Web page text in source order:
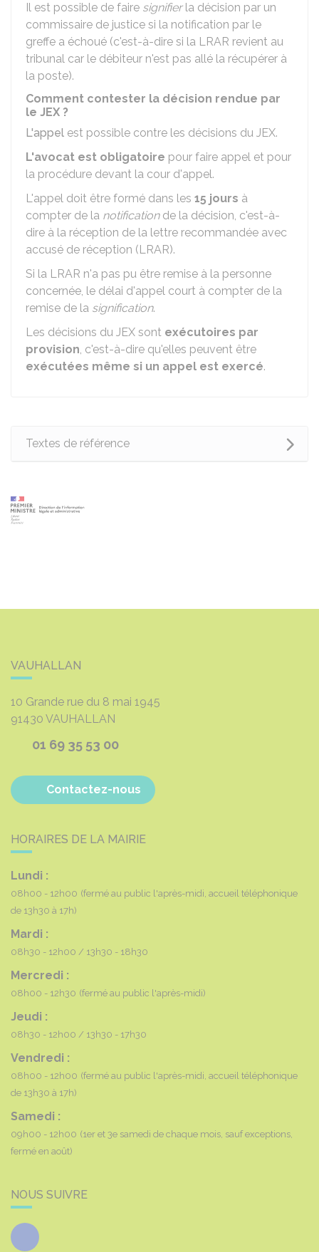
Il est possible de faire signifierla décision par un
commissaire de justice si la notification par le
greffe a échoué (c'est-à-dire si la LRAR revient au
tribunal car le débiteur n'est pas allé la récupérer à
la poste).
Comment contester la décision rendue par
le JEX ?
L'appel est possible contre les décisions du JEX.
L'avocat est obligatoire pour faire appel et pour
la procédure devant la cour d'appel.
L'appel doit être formé dans les 15 jours à
compter de la notificationde la décision, c'est-à-
dire à la réception de la lettre recommandée avec
accusé de réception (LRAR).
Si la LRAR n'a pas pu être remise à la personne
concernée, le délai d'appel court à compter de la
remise de la signification.
Les décisions du JEX sont exécutoires par
provision, c'est-à-dire qu'elles peuvent être
exécutées même si un appel est exercé.
Textes de référence
VAUHALLAN
10 Grande rue du 8 mai 1945
91430 VAUHALLAN
01 69 35 53 00
Contactez-nous
HORAIRES DE LA MAIRIE
Lundi :
08h00 - 12h00 (fermé au public l'après-midi, accueil téléphonique
de 13h30 à 17h)
Mardi :
08h30 - 12h00 13h30 - 18h30
Mercredi :
08h00 - 12h30 (fermé au public l'après-midi)
Jeudi :
08h30 - 12h00 13h30 - 17h30
Vendredi :
08h00 - 12h00 (fermé au public l'après-midi, accueil téléphonique
de 13h30 à 17h)
Samedi :
09h00 - 12h00 (1er et 3e samedi de chaque mois, sauf exceptions,
fermé en août)
NOUS SUIVRE
Facebook